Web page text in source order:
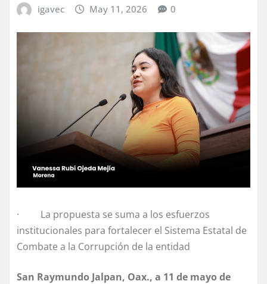
igavec May 11, 2026 0
· La propuesta se suma a los esfuerzos
institucionales para fortalecer el Sistema Estatal de
Combate a la Corrupción de la entidad
San Raymundo Jalpan, Oax., a 11 de mayo de